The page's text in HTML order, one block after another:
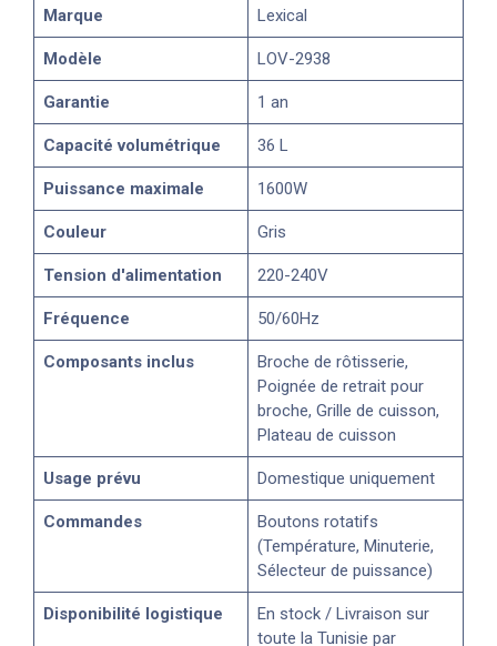
Marque Lexical
Modèle LOV-2938
Garantie 1 an
Capacité volumétrique 36 L
Puissance maximale 1600W
Couleur Gris
Tension d'alimentation 220-240V
Fréquence 50/60Hz
Composants inclus
Broche de rôtisserie,
Poignée de retrait pour
broche, Grille de cuisson,
Plateau de cuisson
Usage prévu Domestique uniquement
Commandes
Boutons rotatifs
(Température, Minuterie,
Sélecteur de puissance)
Disponibilité logistique
En stock / Livraison sur
toute la Tunisie par